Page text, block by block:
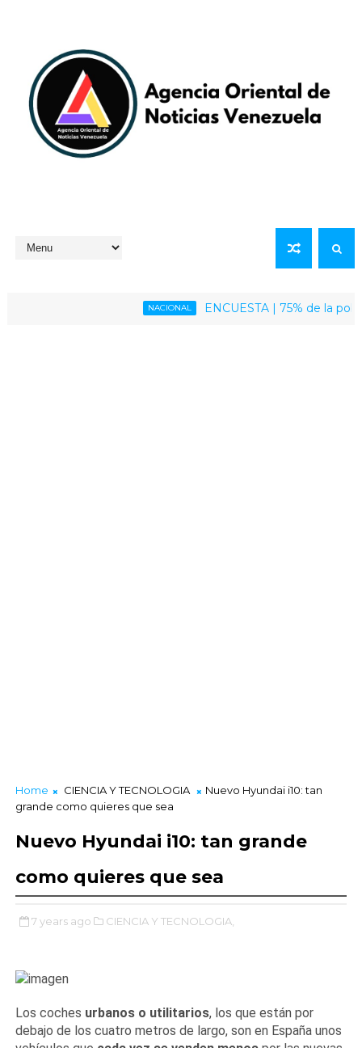
NACIONAL ENCUESTA | 75% de la
Home CIENCIA Y TECNOLOGIA
Nuevo Hyundai i10: tan
grande como quieres que sea
Nuevo Hyundai i10: tan grande
como quieres que sea
7 years ago CIENCIA Y TECNOLOGIA,
Los coches urbanos o utilitarios, los que están por
debajo de los cuatro metros de largo, son en España unos